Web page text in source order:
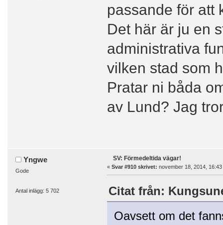
passande för att
Det här är ju en
administrativa
vilken stad som
Pratar ni båda
av Lund? Jag
Yngwe
Gode
Antal inlägg: 5 702
SV: Förmedeltida vägar!
« Svar #910 skrivet: november 18, 2014, 16:43
Citat från:
Oavsett om det